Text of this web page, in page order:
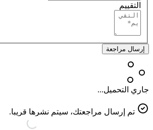
التقييم
إرسال مراجعة
جاري التحميل...
تم إرسال مراجعتك، سيتم نشرها قريبا.